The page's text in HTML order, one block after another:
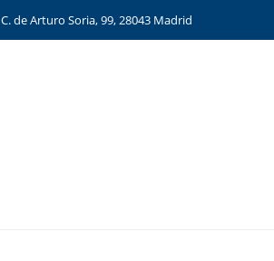
C. de Arturo Soria, 99, 28043 Madrid